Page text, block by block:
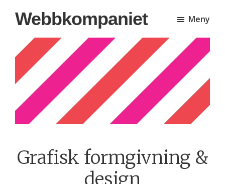
huvudinnehåll
Webbkompaniet Meny
Grafisk formgivning &
design